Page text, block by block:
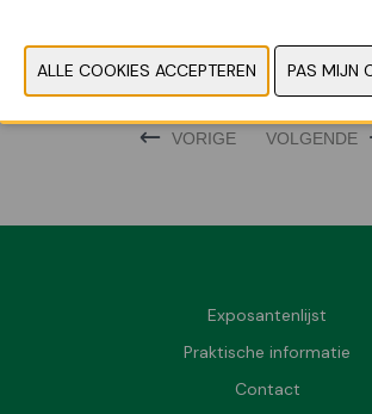
VORIGE VOLGENDE
Exposantenlijst
Praktische informatie
Contact